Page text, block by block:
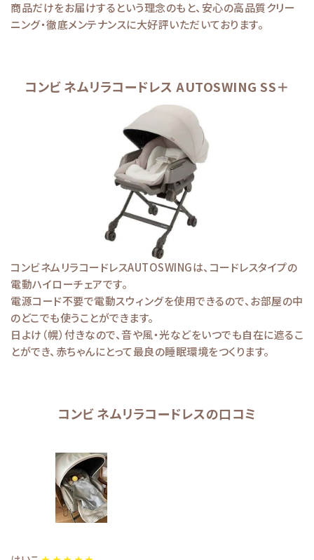
商品だけをお届けするという理念のもと、安心の高品質クリー
ニング・徹底メンテナンスに大好評いただいております。
コンビ ネムリラコードレス AUTOSWING SS＋
コンビネムリラコードレスAUTOSWINGは、コードレスタイプの
電動ハイローチェアです。
電源コード不要で電動スウィングを使用できるので、お部屋の中
のどこでも使うことができます。
日よけ（幌）付きなので、音や風・光などをいつでも自在に遮るこ
とができ、赤ちゃんにとって最良の睡眠環境をつくります。
コンビ ネムリラコードレスの口コミ